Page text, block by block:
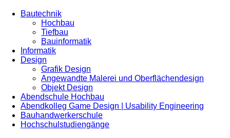
Bautechnik
Hochbau
Tiefbau
Bauinformatik
Informatik
Design
Grafik Design
Angewandte Malerei und Oberflächendesign
Objekt Design
Abendschule Hochbau
Abendkolleg Game Design | Usability Engineering
Bauhandwerkerschule
Hochschulstudiengänge